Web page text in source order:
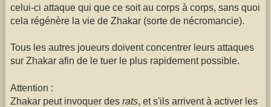
celui-ci attaque qui que ce soit au corps à corps, sans quoi
cela régénère la vie de Zhakar (sorte de nécromancie).
Tous les autres joueurs doivent concentrer leurs attaques
sur Zhakar afin de le tuer le plus rapidement possible.
Attention :
Zhakar peut invoquer des rats, et s'ils arrivent à activer les